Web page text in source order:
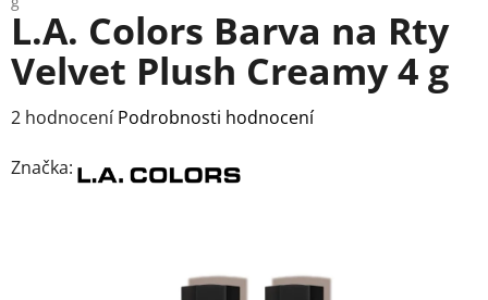
L.A. Colors Barva na Rty
Velvet Plush Creamy 4 g
Průměrné
produktu
2 hodnocení Podrobnosti hodnocení
Značka: